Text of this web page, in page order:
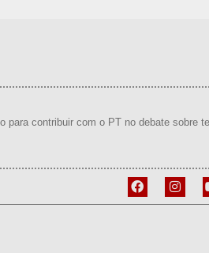
para contribuir com o PT no debate sobre